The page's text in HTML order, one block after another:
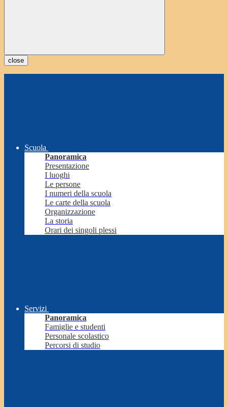
close
Scuola
Panoramica
Presentazione
I luoghi
Le persone
I numeri della scuola
Le carte della scuola
Organizzazione
La storia
Orari dei singoli plessi
Servizi
Panoramica
Famiglie e studenti
Personale scolastico
Percorsi di studio